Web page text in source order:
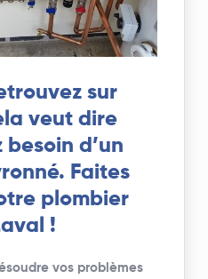
sur
veut dire
d’un
Faites
plombier
!
vos problèmes